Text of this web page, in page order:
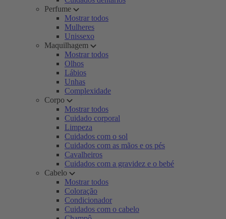
Perfume
Mostrar todos
Mulheres
Unissexo
Maquilhagem
Mostrar todos
Olhos
Lábios
Unhas
Complexidade
Corpo
Mostrar todos
Cuidado corporal
Limpeza
Cuidados com o sol
Cuidados com as mãos e os pés
Cavalheiros
Cuidados com a gravidez e o bebé
Cabelo
Mostrar todos
Coloração
Condicionador
Cuidados com o cabelo